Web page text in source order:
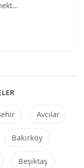
Avcılar
Bakırköy
Beşiktaş